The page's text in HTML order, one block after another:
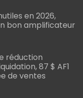
en 2026,
bon amplificateur
réduction
87 $ AF1
de ventes